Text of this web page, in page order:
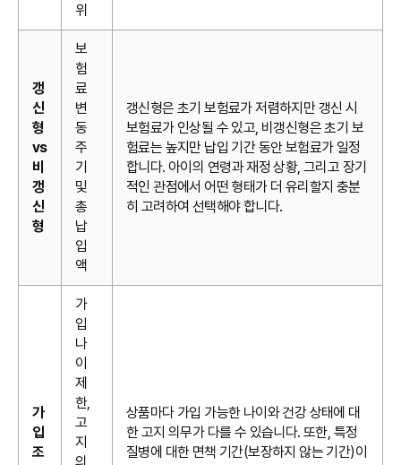
위
갱
신
형
vs
비
갱
신
형
보
험
료
변
동
주
기
및
총
납
입
액
갱신형은 초기 보험료가 저렴하지만 갱신 시
보험료가 인상될 수 있고, 비갱신형은 초기 보
험료는 높지만 납입 기간 동안 보험료가 일정
합니다. 아이의 연령과 재정 상황, 그리고 장기
적인 관점에서 어떤 형태가 더 유리할지 충분
히 고려하여 선택해야 합니다.
가
입
조
가
입
나
이
제
한,
고
지
의
상품마다 가입 가능한 나이와 건강 상태에 대
한 고지 의무가 다를 수 있습니다. 또한, 특정
질병에 대한 면책 기간(보장하지 않는 기간)이